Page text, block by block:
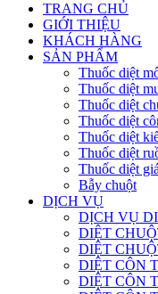
TRANG CHỦ
GIỚI THIỆU
KHÁCH HÀNG
SẢN PHẨM
Thuốc diệt
Thuốc diệt
Thuốc diệt
Thuốc diệt
Thuốc diệt
Thuốc diệt
Thuốc diệt
Bẫy chuột
DỊCH VỤ
DỊCH VỤ
DIỆT
DIỆT
DIỆT CÔN
DIỆT CÔN